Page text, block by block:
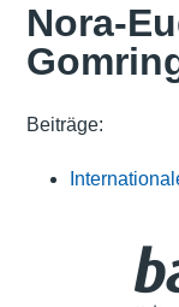
Nora-
Beiträge: